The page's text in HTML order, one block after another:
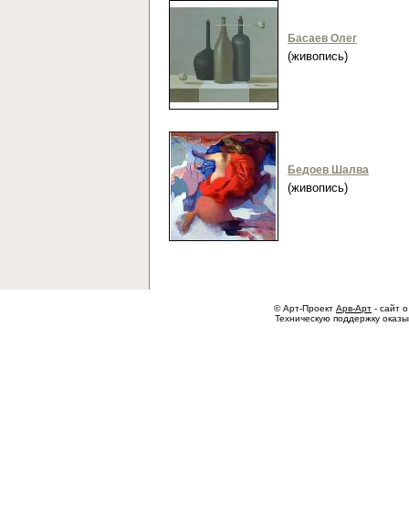
Басаев Олег
(живопись)
Бедоев Шалва
(живопись)
© Арт-Проект Арв-Арт - сайт
Техническую поддержку